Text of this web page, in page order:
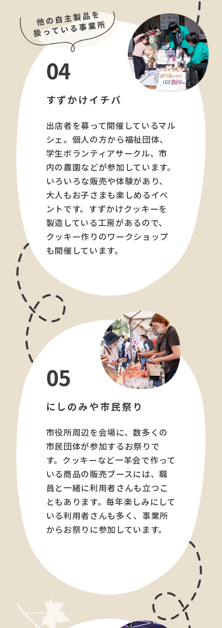
04
すずかけイチバ
出店者を募って開催しているマル
シェ。個人の方から福祉団体、
学生ボランティアサークル、市
内の農園などが参加しています。
いろいろな販売や体験があり、
大人もお子さまも楽しめるイベ
ントです。すずかけクッキーを
製造している工房があるので、
クッキー作りのワークショップ
も開催しています。
05
にしのみや市民祭り
市役所周辺を会場に、数多くの
市民団体が参加するお祭りで
す。クッキーなど一羊会で作って
いる商品の販売ブースには、職
員と一緒に利用者さんも立つこ
ともあります。毎年楽しみにして
いる利用者さんも多く、事業所
からお祭りに参加しています。